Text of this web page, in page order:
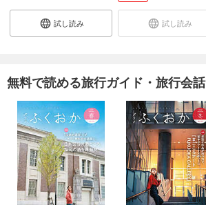
試し読み 試し読み
無料で読める旅行ガイド・旅行会話